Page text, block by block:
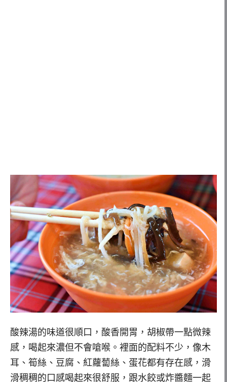
酸辣湯的味道很順口，酸香開胃，胡椒帶一點微辣
感，喝起來濃但不會嗆喉。裡面的配料不少，像木
耳、筍絲、豆腐、紅蘿蔔絲、蛋花都有存在感，滑
滑稠稠的口感喝起來很舒服，跟水餃或炸醬麵一起